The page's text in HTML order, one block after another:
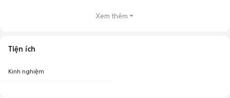
Xem thêm
Tiện ích
Kinh nghiệm